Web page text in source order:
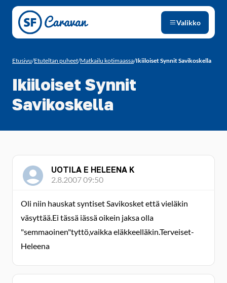
Siirry sivun sisältöön
Valikko
Etusivu/Etuteltan puheet/Matkailu kotimaassa/Ikiiloiset Synnit Savikoskella
Ikiiloiset Synnit
Savikoskella
UOTILA E HELEENA K
2.8.2007 09:50
Oli niin hauskat syntiset Savikosket että vieläkin
väsyttää.Ei tässä iässä oikein jaksa olla
"semmaoinen"tyttö,vaikka eläkkeelläkin.Terveiset-
Heleena